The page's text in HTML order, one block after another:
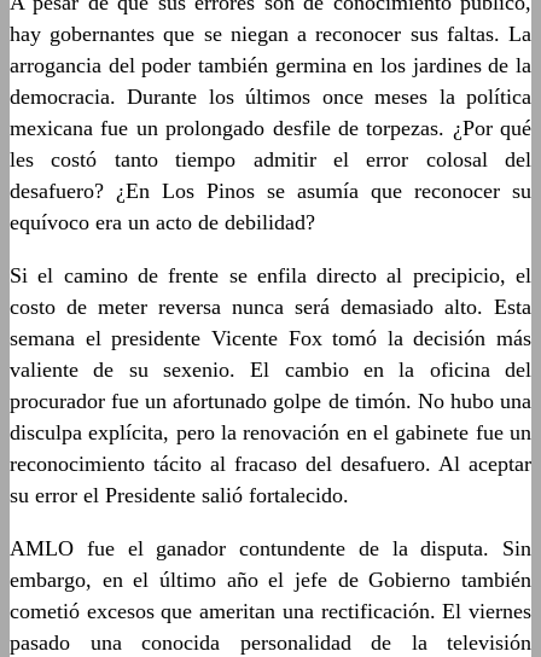
hay gobernantes que se niegan a reconocer sus faltas. La
arrogancia del poder también germina en los jardines de la
democracia. Durante los últimos once meses la política
mexicana fue un prolongado desfile de torpezas. ¿Por qué
les costó tanto tiempo admitir el error colosal del
desafuero? ¿En Los Pinos se asumía que reconocer su
equívoco era un acto de debilidad?
Si el camino de frente se enfila directo al precipicio, el
costo de meter reversa nunca será demasiado alto. Esta
semana el presidente Vicente Fox tomó la decisión más
valiente de su sexenio. El cambio en la oficina del
procurador fue un afortunado golpe de timón. No hubo una
disculpa explícita, pero la renovación en el gabinete fue un
reconocimiento tácito al fracaso del desafuero. Al aceptar
su error el Presidente salió fortalecido.
AMLO fue el ganador contundente de la disputa. Sin
embargo, en el último año el jefe de Gobierno también
cometió excesos que ameritan una rectificación. El viernes
pasado una conocida personalidad de la televisión